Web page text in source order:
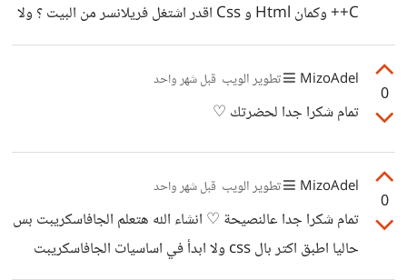
C++ وكمان Html و Css اقدر اشتغل فريلانسر من البيت ؟ ولا
المنافسة صعبة حاليا ؟ شكرا مقدما استاذ محمد ♡
0
MizoAdel تطوير الويب قبل شهر واحد
تمام شكرا جدا لحضرتك ♡
0
MizoAdel تطوير الويب قبل شهر واحد
تمام شكرا جدا عالنصيحة ♡ انشاء الله هتعلم الجافاسكريبت بس
حاليا اطبق اكتر بال css ولا ابدأ في اساسيات الجافاسكريبت